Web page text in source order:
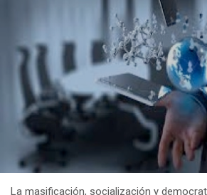
La masificación, socialización y